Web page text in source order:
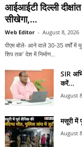
आईआईटी दिल्ली
सीखेगा,...
Web Editor - August 8, 2026
पीएम बोले- आने वाले 30-35 वर्षों
शिप तक’ देश में निर्माण...
SIR
करें...
August
मसूरी में
August